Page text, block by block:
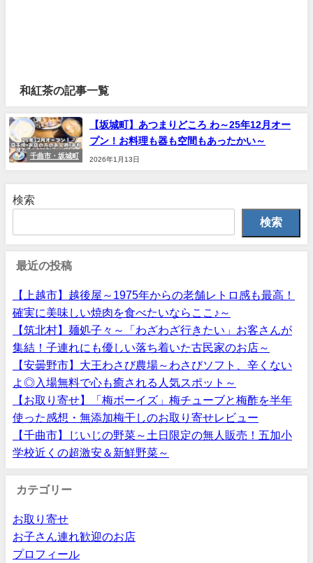
和紅茶の記事一覧
千曲市・坂城町
【坂城町】あつまりどころ わ～25年12月オー
プン！お料理も器も空間もあったかい～
2026年1月13日
検索
検索
最近の投稿
【上越市】越後屋～1975年からの老舗レトロ感も最高！
確実に美味しい焼肉を食べたいならここ♪～
【筑北村】麺処子々～「わざわざ行きたい」お客さんが
集結！子連れにも優しい落ち着いた古民家のお店～
【安曇野市】大王わさび農場～わさびソフト、辛くない
よ◎入場無料で心も癒される人気スポット～
【お取り寄せ】「梅ボーイズ」梅チューブと梅酢を半年
使った感想・無添加梅干しのお取り寄せレビュー
【千曲市】じいじの野菜～土日限定の無人販売！五加小
学校近くの超激安＆新鮮野菜～
カテゴリー
お取り寄せ
お子さん連れ歓迎のお店
プロフィール